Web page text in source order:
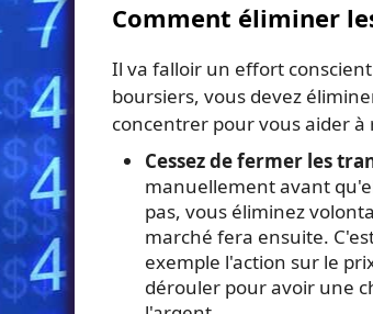
Comment éliminer
Il va falloir un effort
boursiers, vous devez
concentrer pour vous aider
Cessez de fermer les
manuellement avant
pas, vous éliminez
marché fera ensuite.
exemple l'action sur le
dérouler pour avoir une